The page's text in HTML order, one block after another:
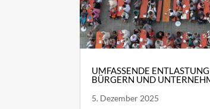
UMFASSENDE
BÜRGERN UND
5. Dezember 2025